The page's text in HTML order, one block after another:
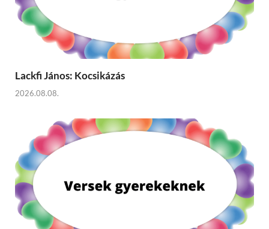
Lackfi János: Kocsikázás
2026.08.08.